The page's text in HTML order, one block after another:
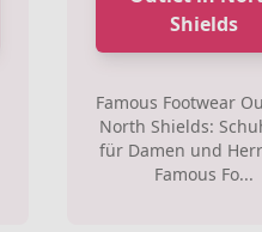
Shields
Famous Footwear
North Shields:
für Damen und
Famous Fo...